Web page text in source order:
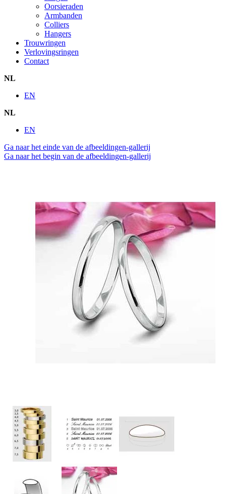
Oorsieraden
Armbanden
Colliers
Hangers
Trouwringen
Verlovingsringen
Contact
NL
EN
NL
EN
Ga naar het einde van de afbeeldingen-gallerij
Ga naar het begin van de afbeeldingen-gallerij